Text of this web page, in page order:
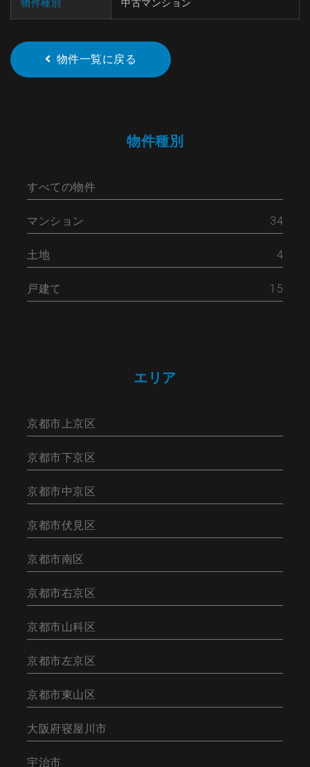
物件種別 中古マンション
物件一覧に戻る
物件種別
すべての物件
マンション 34
土地 4
戸建て 15
エリア
京都市上京区
京都市下京区
京都市中京区
京都市伏見区
京都市南区
京都市右京区
京都市山科区
京都市左京区
京都市東山区
大阪府寝屋川市
宇治市